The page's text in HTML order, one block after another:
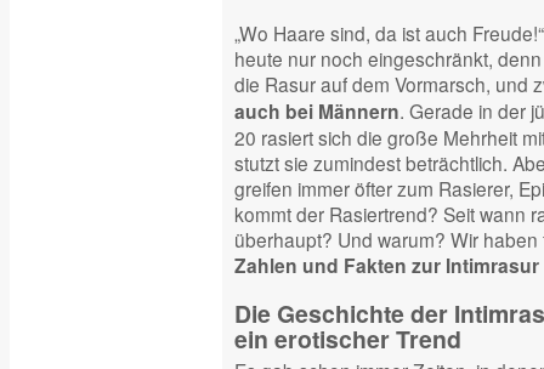
„Wo Haare sind, da ist auch
heute nur noch eingeschränkt,
die Rasur auf dem Vormarsch, und
auch bei Männern. Gerade in der
20 rasiert sich die große Mehrheit
stutzt sie zumindest beträchtlich.
greifen immer öfter zum Rasierer,
kommt der Rasiertrend? Seit wann
überhaupt? Und warum? Wir
Zahlen und Fakten zur Intimrasur
Die Geschichte der
ein erotischer Trend